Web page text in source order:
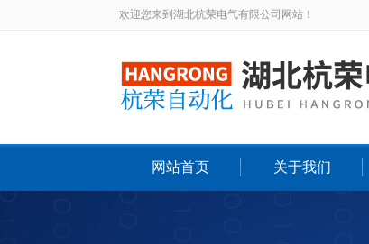
欢迎您来到湖北杭荣电气有限公司网站！
网站首页 关于我们